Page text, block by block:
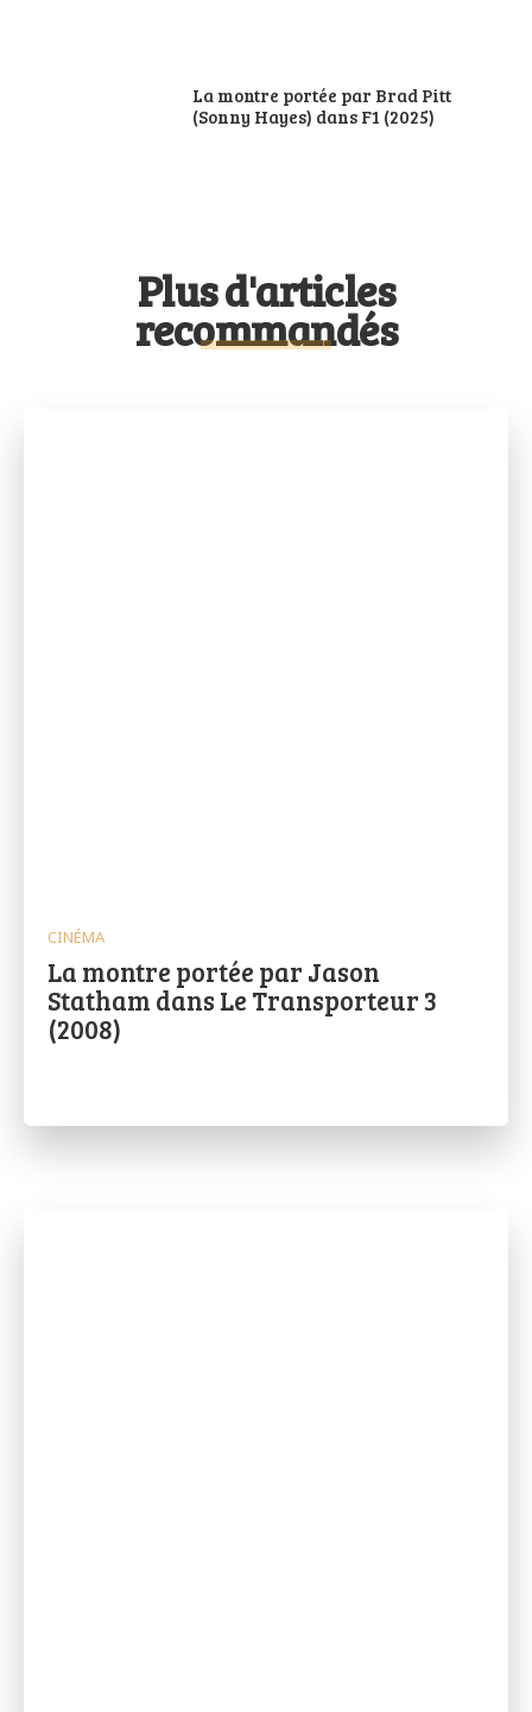
La montre portée par Brad Pitt
(Sonny Hayes) dans F1 (2025)
Plus d'articles
recommandés
CINÉMA
La montre portée par Jason
Statham dans Le Transporteur 3
(2008)